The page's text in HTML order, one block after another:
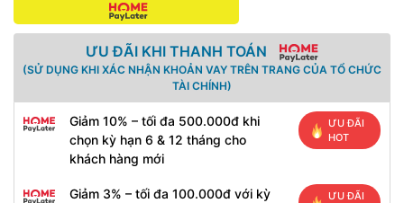
ƯU ĐÃI KHI THANH TOÁN
(SỬ DỤNG KHI XÁC NHẬN KHOẢN VAY TRÊN TRANG CỦA TỔ CHỨC
TÀI CHÍNH)
Giảm 10% – tối đa 500.000đ khi
chọn kỳ hạn 6 & 12 tháng cho
khách hàng mới
ƯU ĐÃI
HOT
Giảm 3% – tối đa 100.000đ với kỳ
ƯU ĐÃI